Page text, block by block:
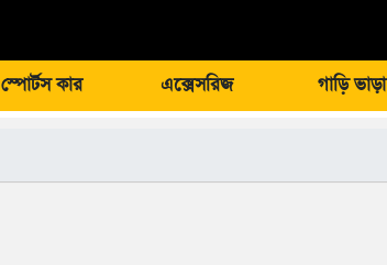
স্পোর্টস কার এক্সেসরিজ গাড়ি ভাড়া